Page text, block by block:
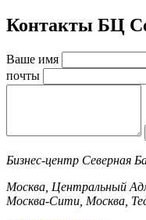
Контакты БЦ
Ваше имя
почты
Бизнес-центр Северная
Москва, Центральный
Москва-Сити, Москва,